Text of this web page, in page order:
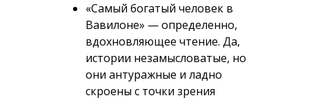
«Самый богатый человек в
Вавилоне» — определенно,
вдохновляющее чтение. Да,
истории незамысловатые, но
они антуражные и ладно
скроены с точки зрения